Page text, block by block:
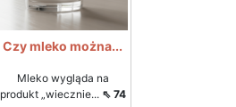
Czy mleko można...
Mleko wygląda na
produkt „wiecznie... ⇖ 74